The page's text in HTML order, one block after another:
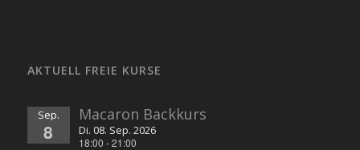
AKTUELL FREIE KURSE
Sep.
8
Macaron Backkurs
Di. 08. Sep. 2026
18:00 -21:00